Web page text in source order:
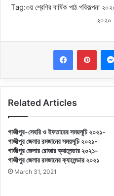
Tag:৩য় শ্রেণির বার্ষিক পাঠ পরিকল্পনা
Related Articles
গাজীপুর-সেহরি ও ইফতারের সময়সূচি ২০২১-
গাজীপুর জেলার রমজানের সময়সূচি ২০২১-
গাজীপুর জেলার রোজার ক্যালেন্ডার ২০২১-
গাজীপুর জেলার রমজানের ক্যালেন্ডার ২০২১
March 31, 2021